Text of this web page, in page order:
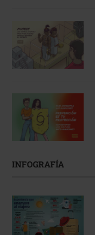
INFOGRAFÍA